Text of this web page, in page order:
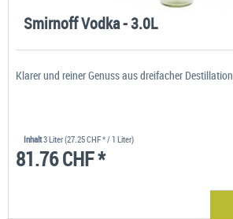
Smirnoff Vodka - 3.0L
Klarer und reiner Genuss aus dreifacher Destillation
Inhalt3 Liter(27.25 CHF * / 1 Liter)
81.76 CHF *